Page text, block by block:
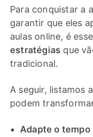
Para conquistar a
garantir que eles
aulas online, é
estratégias que
tradicional.
A seguir, listamos
podem
Adapte o tempo